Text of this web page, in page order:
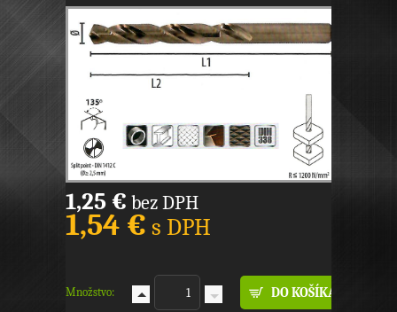
1,25 € bez DPH
1,54 € s DPH
Množstvo: